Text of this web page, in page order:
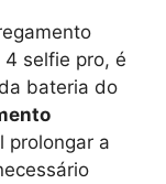
selfie pro, é
bateria do
prolongar a